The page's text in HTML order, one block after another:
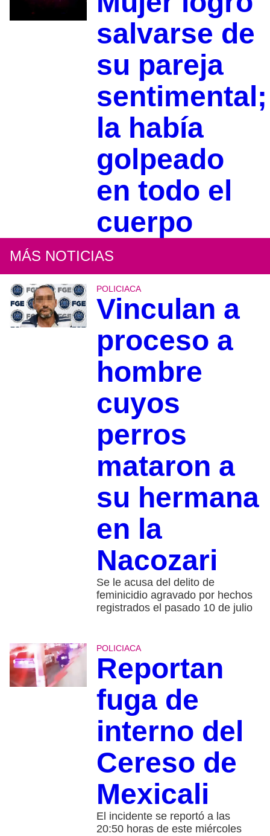
salvarse de
su pareja
sentimental;
la había
golpeado
en todo el
cuerpo
MÁS NOTICIAS
POLICIACA
Vinculan a
proceso a
hombre
cuyos
perros
mataron a
su hermana
en la
Nacozari
Se le acusa del delito de
feminicidio agravado por hechos
registrados el pasado 10 de julio
POLICIACA
Reportan
fuga de
interno del
Cereso de
Mexicali
El incidente se reportó a las
20:50 horas de este miércoles